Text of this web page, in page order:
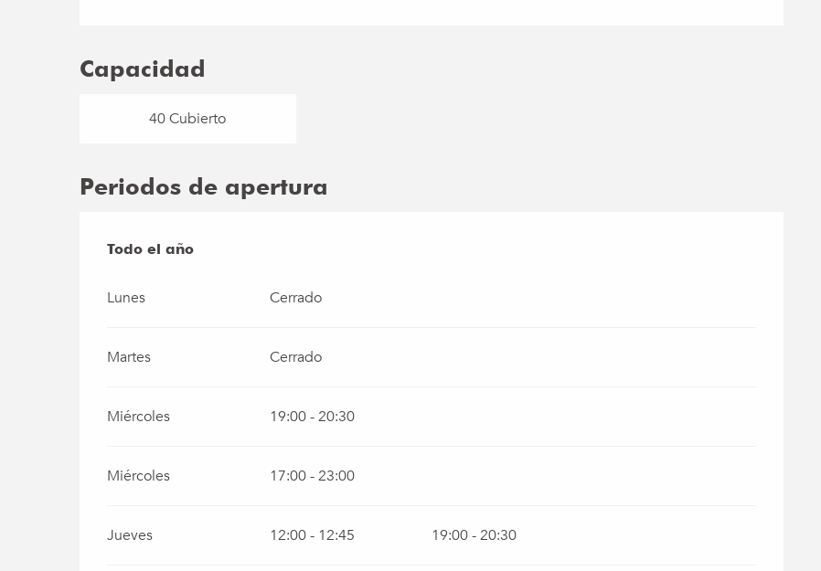
Capacidad
40 Cubierto
Periodos de apertura
Todo el año
Todo el año
Lunes Cerrado
Martes Cerrado
Miércoles 19:00 - 20:30
Miércoles 17:00 - 23:00
Jueves 12:00 - 12:45 19:00 - 20:30